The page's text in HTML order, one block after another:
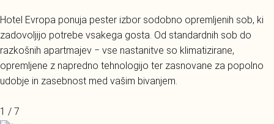
Hotel Evropa ponuja pester izbor sodobno opremljenih sob, ki
zadovoljijo potrebe vsakega gosta. Od standardnih sob do
razkošnih apartmajev ‒ vse nastanitve so klimatizirane,
opremljene z napredno tehnologijo ter zasnovane za popolno
udobje in zasebnost med vašim bivanjem.
1 / 7